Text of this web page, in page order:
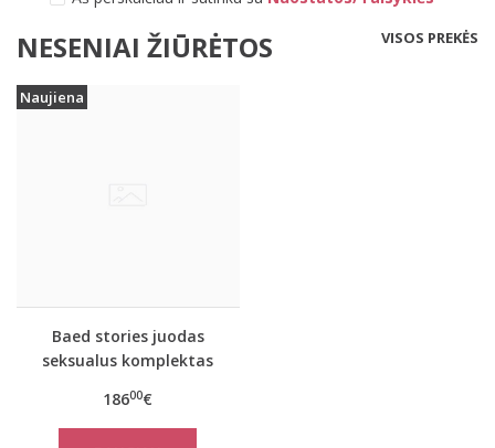
NESENIAI ŽIŪRĖTOS VISOS PREKĖS
Naujiena
Baed stories juodas
seksualus komplektas
18600€